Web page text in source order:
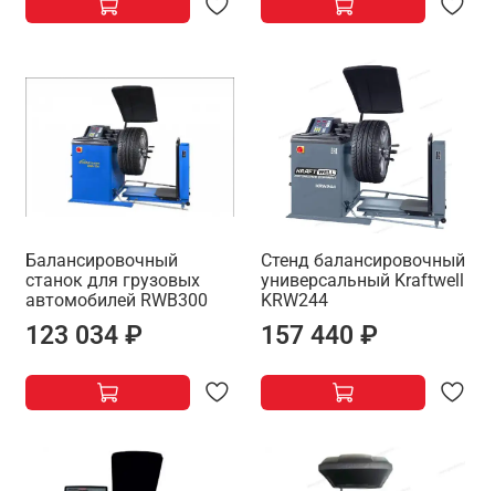
Балансировочный
станок для грузовых
автомобилей RWB300
123 034 ₽
Стенд балансировочный
универсальный Kraftwell
KRW244
157 440 ₽